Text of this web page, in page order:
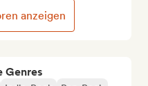
Genres
anzeigen